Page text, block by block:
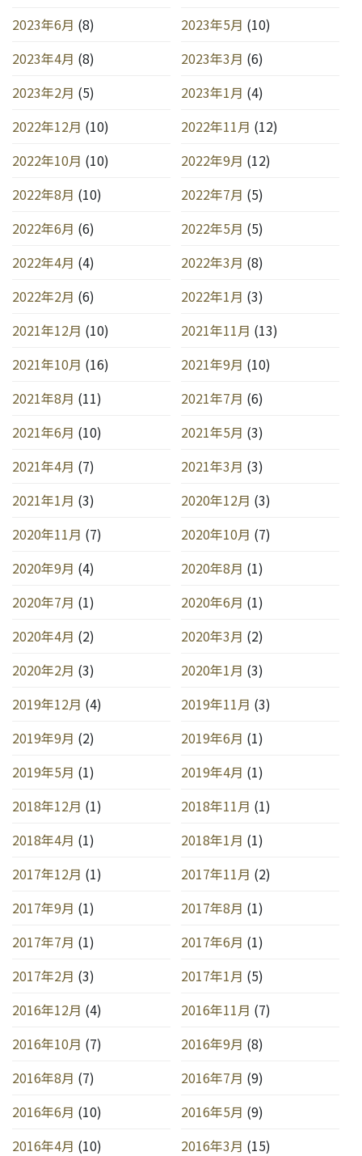
2023年6月 (8) 2023年5月 (10)
2023年4月 (8) 2023年3月 (6)
2023年2月 (5) 2023年1月 (4)
2022年12月 (10) 2022年11月 (12)
2022年10月 (10) 2022年9月 (12)
2022年8月 (10) 2022年7月 (5)
2022年6月 (6) 2022年5月 (5)
2022年4月 (4) 2022年3月 (8)
2022年2月 (6) 2022年1月 (3)
2021年12月 (10) 2021年11月 (13)
2021年10月 (16) 2021年9月 (10)
2021年8月 (11) 2021年7月 (6)
2021年6月 (10) 2021年5月 (3)
2021年4月 (7) 2021年3月 (3)
2021年1月 (3) 2020年12月 (3)
2020年11月 (7) 2020年10月 (7)
2020年9月 (4) 2020年8月 (1)
2020年7月 (1) 2020年6月 (1)
2020年4月 (2) 2020年3月 (2)
2020年2月 (3) 2020年1月 (3)
2019年12月 (4) 2019年11月 (3)
2019年9月 (2) 2019年6月 (1)
2019年5月 (1) 2019年4月 (1)
2018年12月 (1) 2018年11月 (1)
2018年4月 (1) 2018年1月 (1)
2017年12月 (1) 2017年11月 (2)
2017年9月 (1) 2017年8月 (1)
2017年7月 (1) 2017年6月 (1)
2017年2月 (3) 2017年1月 (5)
2016年12月 (4) 2016年11月 (7)
2016年10月 (7) 2016年9月 (8)
2016年8月 (7) 2016年7月 (9)
2016年6月 (10) 2016年5月 (9)
2016年4月 (10) 2016年3月 (15)